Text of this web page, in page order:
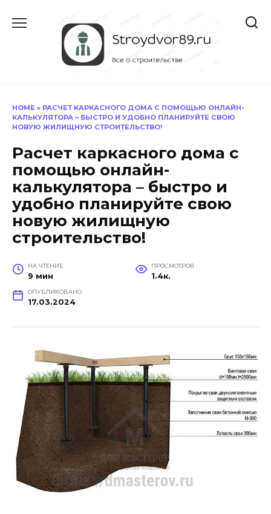
содержанию
HOME » РАСЧЕТ КАРКАСНОГО ДОМА С ПОМОЩЬЮ ОНЛАЙН-
КАЛЬКУЛЯТОРА – БЫСТРО И УДОБНО ПЛАНИРУЙТЕ СВОЮ
НОВУЮ ЖИЛИЩНУЮ СТРОИТЕЛЬСТВО!
Расчет каркасного дома с
помощью онлайн-
калькулятора – быстро и
удобно планируйте свою
новую жилищную
строительство!
НА ЧТЕНИЕ
9 мин
ПРОСМОТРОВ
1.4к.
ОПУБЛИКОВАНО
17.03.2024